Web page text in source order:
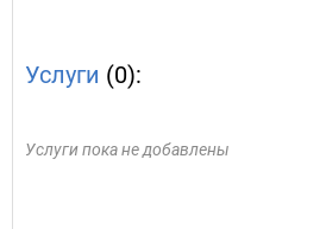
Услуги (0):
Услуги пока не добавлены